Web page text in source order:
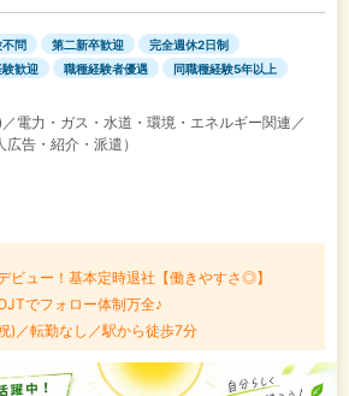
不問 第二新卒歓迎
完全週休2日制
歓迎 職種経験者優遇 同職種経験5年以上
電力・ガス・水道・環境・エネルギー関連／
告・紹介・派遣）
ビュー！基本定時退社【働きやすさ◎】
でフォロー体制万全♪
)／転勤なし／駅から徒歩7分